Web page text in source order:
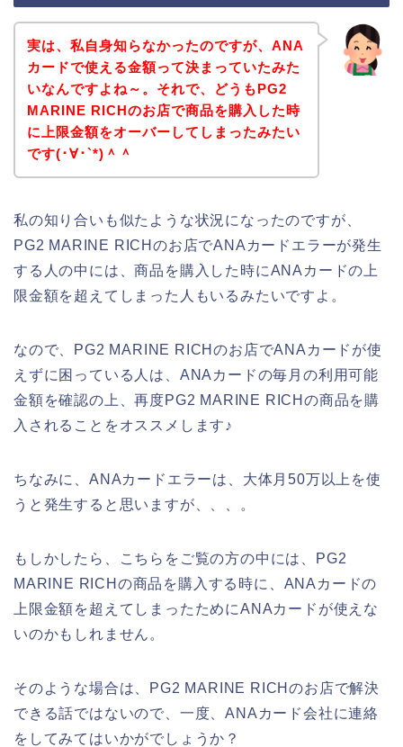
実は、私自身知らなかったのですが、ANA
カードで使える金額って決まっていたみた
いなんですよね～。それで、どうもPG2
MARINE RICHのお店で商品を購入した時
に上限金額をオーバーしてしまったみたい
です(･∀･`*)＾＾
私の知り合いも似たような状況になったのですが、
PG2 MARINE RICHのお店でANAカードエラーが発生
する人の中には、商品を購入した時にANAカードの上
限金額を超えてしまった人もいるみたいですよ。
なので、PG2 MARINE RICHのお店でANAカードが使
えずに困っている人は、ANAカードの毎月の利用可能
金額を確認の上、再度PG2 MARINE RICHの商品を購
入されることをオススメします♪
ちなみに、ANAカードエラーは、大体月50万以上を使
うと発生すると思いますが、、、。
もしかしたら、こちらをご覧の方の中には、PG2
MARINE RICHの商品を購入する時に、ANAカードの
上限金額を超えてしまったためにANAカードが使えな
いのかもしれません。
そのような場合は、PG2 MARINE RICHのお店で解決
できる話ではないので、一度、ANAカード会社に連絡
をしてみてはいかがでしょうか？